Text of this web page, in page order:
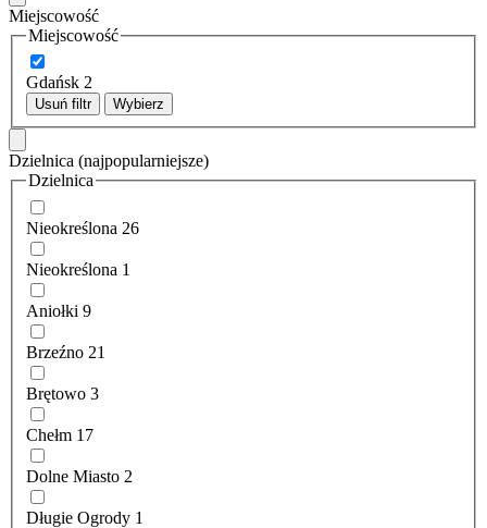
Miejscowość
Miejscowość
Gdańsk 2
Usuń filtr Wybierz
Dzielnica (najpopularniejsze)
Dzielnica
Nieokreślona 26
Nieokreślona 1
Aniołki 9
Brzeźno 21
Brętowo 3
Chełm 17
Dolne Miasto 2
Długie Ogrody 1